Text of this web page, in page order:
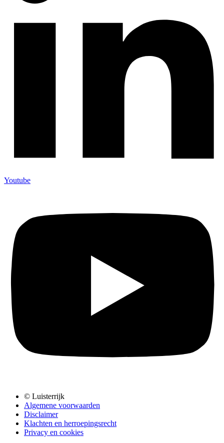
Youtube
© Luisterrijk
Algemene voorwaarden
Disclaimer
Klachten en herroepingsrecht
Privacy en cookies